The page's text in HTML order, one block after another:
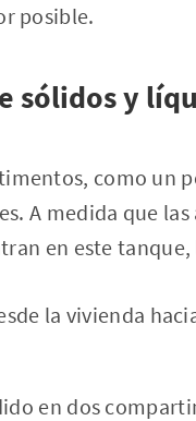
posible.
sólidos y
como un
A medida que
en este
la vivienda
en dos